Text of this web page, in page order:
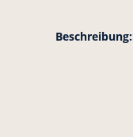
Beschreibung: